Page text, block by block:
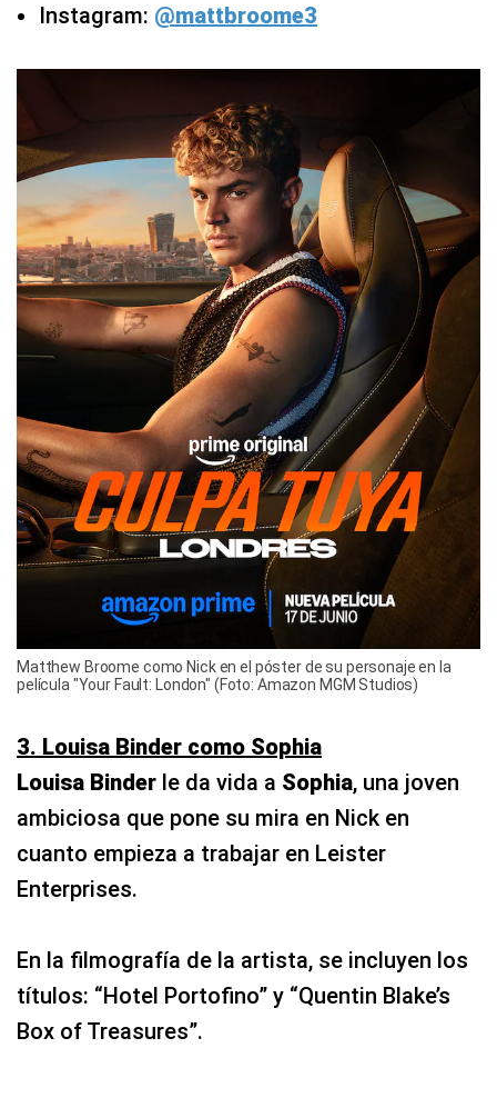
Instagram: @mattbroome3
Matthew Broome como Nick en el póster de su personaje en la
película "Your Fault: London" (Foto: Amazon MGM Studios)
3. Louisa Binder como Sophia
Louisa Binder le da vida a Sophia, una joven
ambiciosa que pone su mira en Nick en
cuanto empieza a trabajar en Leister
Enterprises.
En la filmografía de la artista, se incluyen los
títulos: “Hotel Portofino” y “Quentin Blake’s
Box of Treasures”.